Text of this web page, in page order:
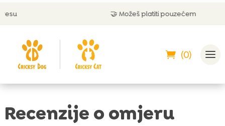
🤝 Možeš platiti pouzećem
(0)
Recenzije o omjeru